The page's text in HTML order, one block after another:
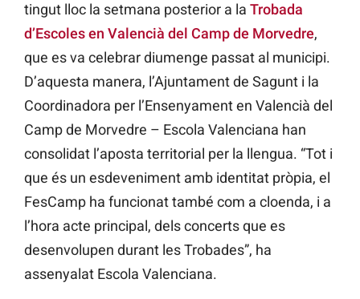
tingut lloc la setmana posterior a la Trobada
d’Escoles en Valencià del Camp de Morvedre,
que es va celebrar diumenge passat al municipi.
D’aquesta manera, l’Ajuntament de Sagunt i la
Coordinadora per l’Ensenyament en Valencià del
Camp de Morvedre – Escola Valenciana han
consolidat l’aposta territorial per la llengua. “Tot i
que és un esdeveniment amb identitat pròpia, el
FesCamp ha funcionat també com a cloenda, i a
l’hora acte principal, dels concerts que es
desenvolupen durant les Trobades”, ha
assenyalat Escola Valenciana.